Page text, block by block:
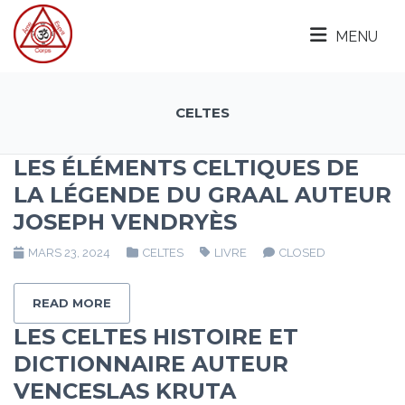
MENU
CELTES
LES ÉLÉMENTS CELTIQUES DE
LA LÉGENDE DU GRAAL AUTEUR
JOSEPH VENDRYÈS
MARS 23, 2024 CELTES LIVRE CLOSED
READ MORE
LES CELTES HISTOIRE ET
DICTIONNAIRE AUTEUR
VENCESLAS KRUTA